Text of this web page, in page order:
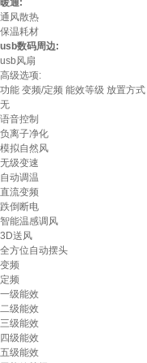
暖通:
通风散热
保温耗材
usb数码周边:
usb风扇
高级选项:
功能 变频/定频 能效等级 放置方式
无
语音控制
负离子净化
模拟自然风
无级变速
自动调温
直流变频
跌倒断电
智能温感调风
3D送风
全方位自动摆头
变频
定频
一级能效
二级能效
三级能效
四级能效
五级能效